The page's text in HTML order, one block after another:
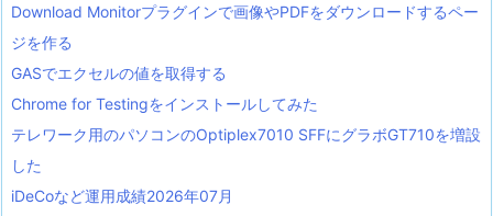
Download Monitorプラグインで画像やPDFをダウンロードするペー
ジを作る
GASでエクセルの値を取得する
Chrome for Testingをインストールしてみた
テレワーク用のパソコンのOptiplex7010 SFFにグラボGT710を増設
した
iDeCoなど運用成績2026年07月